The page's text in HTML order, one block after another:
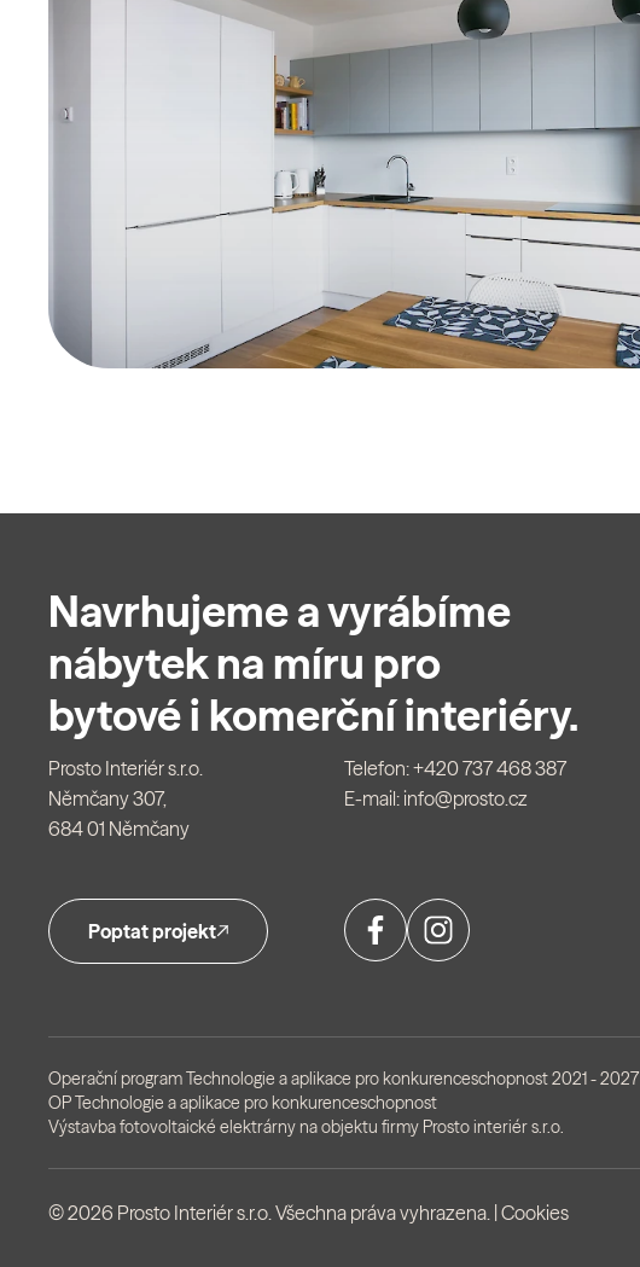
Navrhujeme a vyrábíme
nábytek na míru pro
bytové i komerční interiéry.
Prosto Interiér s.r.o.
Němčany 307,
684 01 Němčany
Telefon:+420 737 468 387
E-mail: info@prosto.cz
Poptat projekt
Operační program Technologie a aplikace pro konkurenceschopnost 2021 - 2027
OP Technologie a aplikace pro konkurenceschopnost
Výstavba fotovoltaické elektrárny na objektu firmy Prosto interiér s.r.o.
© 2026 Prosto Interiér s.r.o. Všechna práva vyhrazena. |Cookies